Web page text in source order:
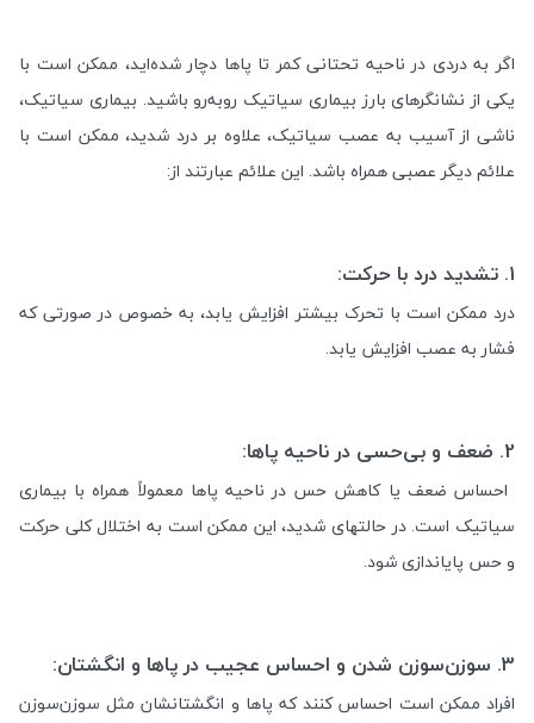
اگر به دردی در ناحیه تحتانی کمر تا پاها دچار شده‌اید، ممکن است با
یکی از نشانگرهای بارز بیماری سیاتیک روبه‌رو باشید. بیماری سیاتیک،
ناشی از آسیب به عصب سیاتیک، علاوه بر درد شدید، ممکن است با
علائم دیگر عصبی همراه باشد. این علائم عبارتند از:
1. تشدید درد با حرکت:
درد ممکن است با تحرک بیشتر افزایش یابد، به خصوص در صورتی که
فشار به عصب افزایش یابد.
2. ضعف و بی‌حسی در ناحیه پاها:
احساس ضعف یا کاهش حس در ناحیه پاها معمولاً همراه با بیماری
سیاتیک است. در حالتهای شدید، این ممکن است به اختلال کلی حرکت
و حس پایاندازی شود.
3. سوزن‌سوزن شدن و احساس عجیب در پاها و انگشتان:
افراد ممکن است احساس کنند که پاها و انگشتانشان مثل سوزن‌سوزن